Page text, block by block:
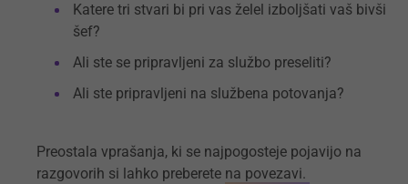
Katere tri stvari bi pri vas želel izboljšati vaš bivši
šef?
Ali ste se pripravljeni za službo preseliti?
Ali ste pripravljeni na službena potovanja?
Preostala vprašanja, ki se najpogosteje pojavijo na
razgovorih si lahko preberete na povezavi.